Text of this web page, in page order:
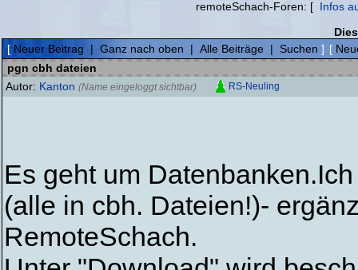
remoteSchach-Foren: [ Infos
[ Neuer Beitrag | Ganz nach oben | Alle Beiträge | Suchen ] [
pgn cbh dateien
Autor: Kanton (Name eingeloggt sichtbar) RS-Neuling
Es geht um
(alle in cbh. Dateien!)-
RemoteSchach.